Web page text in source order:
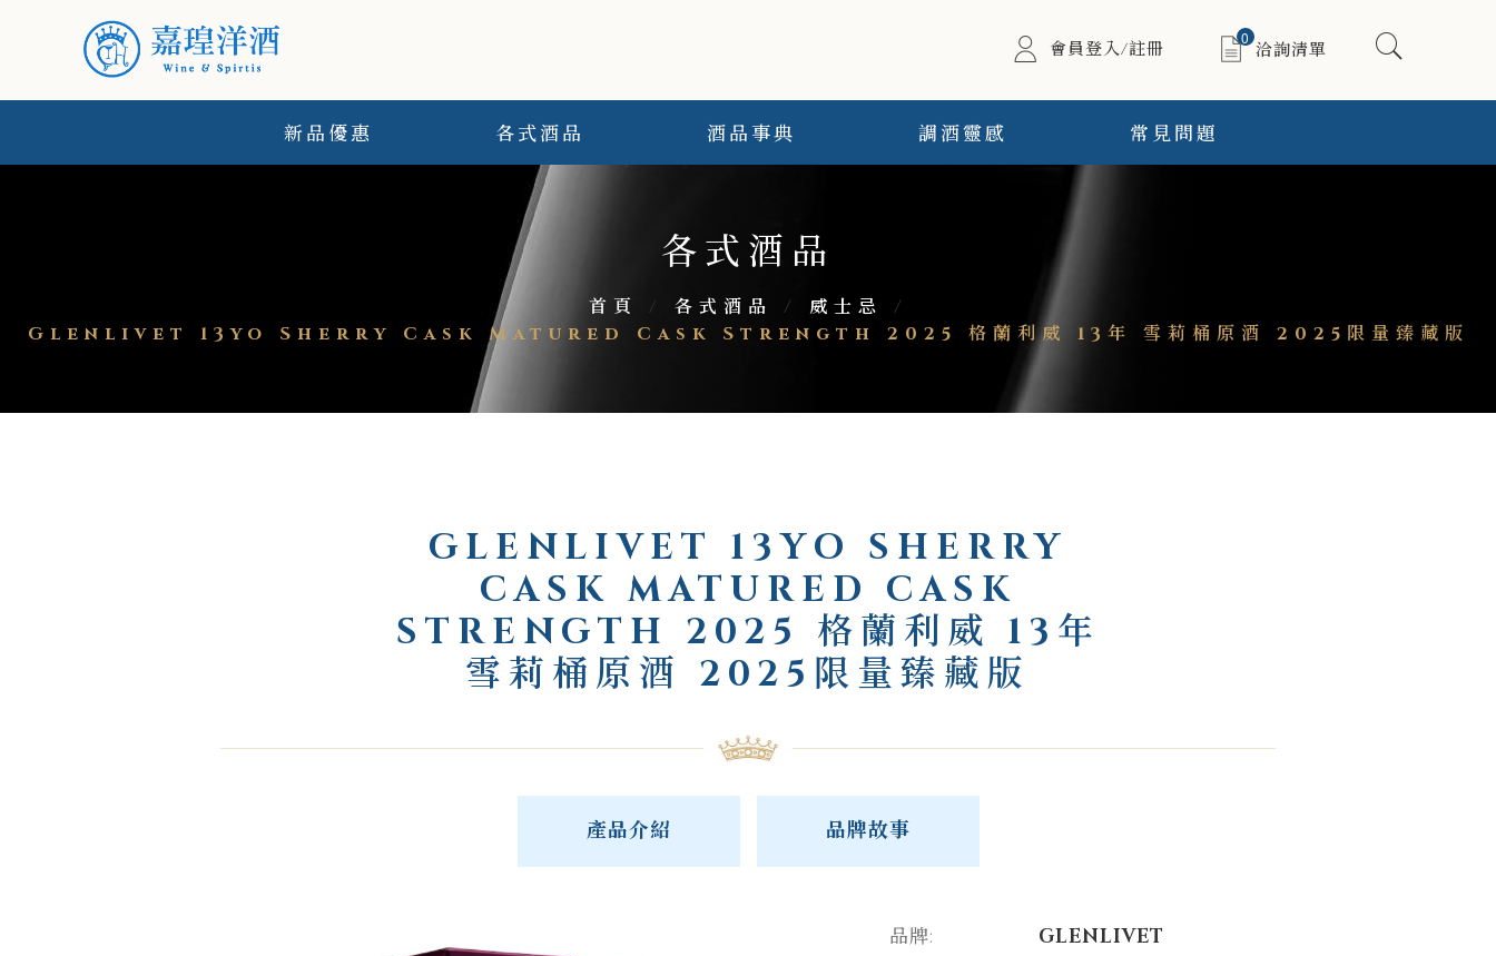
會員登入/註冊 0
洽詢清單
新品優惠 各式酒品 酒品事典 調酒靈感 常見問題
各式酒品
首頁 / 各式酒品 / 威士忌
/
Glenlivet 13yo Sherry Cask Matured Cask Strength 2025 格蘭利威 13年 雪莉桶原酒 2025限量臻藏版
GLENLIVET 13YO SHERRY
CASK MATURED CASK
STRENGTH 2025 格蘭利威 13年
雪莉桶原酒 2025限量臻藏版
產品介紹 品牌故事
品牌: GLENLIVET